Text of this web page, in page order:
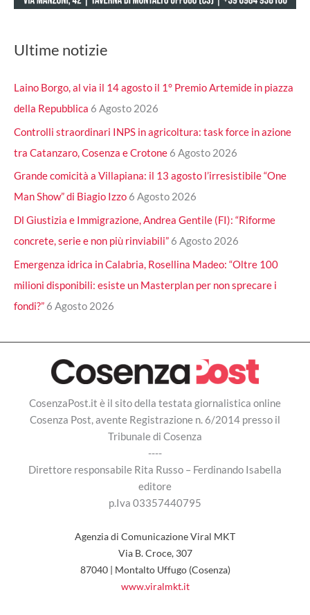
Ultime notizie
Laino Borgo, al via il 14 agosto il 1° Premio Artemide in piazza
della Repubblica 6 Agosto 2026
Controlli straordinari INPS in agricoltura: task force in azione
tra Catanzaro, Cosenza e Crotone 6 Agosto 2026
Grande comicità a Villapiana: il 13 agosto l’irresistibile “One
Man Show” di Biagio Izzo 6 Agosto 2026
Dl Giustizia e Immigrazione, Andrea Gentile (FI): “Riforme
concrete, serie e non più rinviabili” 6 Agosto 2026
Emergenza idrica in Calabria, Rosellina Madeo: “Oltre 100
milioni disponibili: esiste un Masterplan per non sprecare i
fondi?” 6 Agosto 2026
CosenzaPost.it è il sito della testata giornalistica online
Cosenza Post, avente Registrazione n. 6/2014 presso il
Tribunale di Cosenza
----
Direttore responsabile Rita Russo – Ferdinando Isabella
editore
p.Iva 03357440795
Agenzia di Comunicazione Viral MKT
Via B. Croce, 307
87040 | Montalto Uffugo (Cosenza)
www.viralmkt.it